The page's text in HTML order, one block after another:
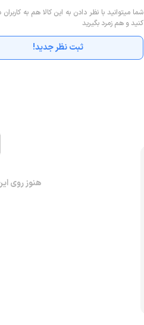
شما میتوانید با نظر دادن به این کالا هم به
کنید و هم زمرد بگیرید
ثبت نظر جدید!
هنوز روی